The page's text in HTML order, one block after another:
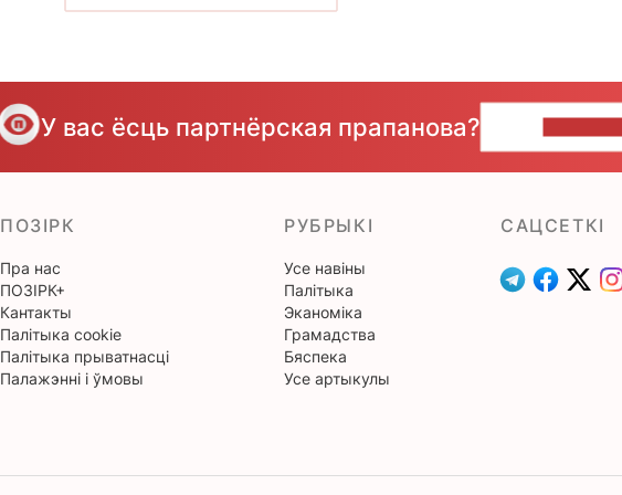
У вас ёсць партнёрская прапанова?
ПОЗІРК
Пра нас
ПОЗІРК+
Кантакты
Палітыка cookie
Палітыка прыватнасці
Палажэнні і ўмовы
РУБРЫКІ
Усе навіны
Палітыка
Эканоміка
Грамадства
Бяспека
Усе артыкулы
САЦСЕТКІ